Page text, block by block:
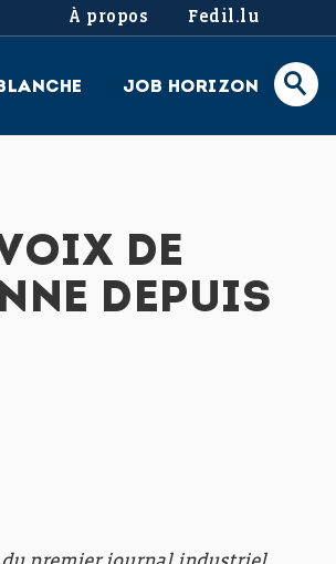
À propos Fedil.lu
JOB HORIZON
DE
DEPUIS